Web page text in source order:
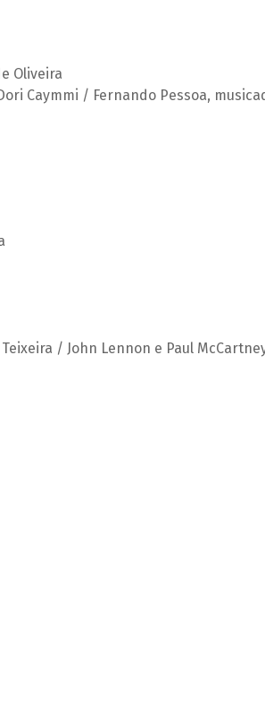
Oliveira
Caymmi / Fernando Pessoa,
/ John Lennon e Paul